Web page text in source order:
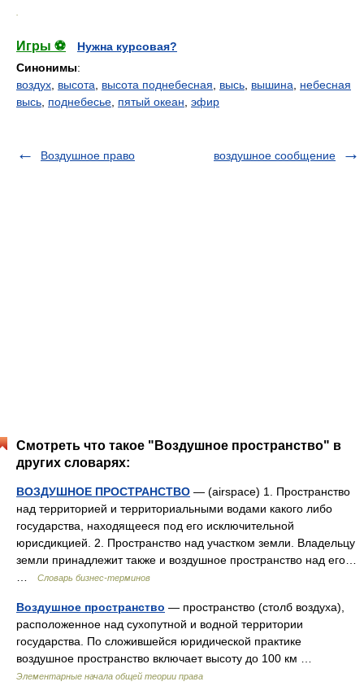
Игры ⚽
Нужна курсовая?
Синонимы:
воздух высота высота поднебесная высь вышина
небесная
высь поднебесье пятый океан эфир
Воздушное право воздушное сообщение
Смотреть что такое "Воздушное пространство" в
других словарях:
ВОЗДУШНОЕ ПРОСТРАНСТВО — (airspace) 1. Пространство
над территорией и территориальными водами какого либо
государства, находящееся под его исключительной
юрисдикцией. 2. Пространство над участком земли. Владельцу
земли принадлежит также и воздушное пространство над его…
Словарь бизнес-терминов
Воздушное пространство — пространство (столб воздуха),
расположенное над сухопутной и водной территории
государства. По сложившейся юридической практике
воздушное пространство включает высоту до 100 км …
Элементарные начала общей теории права